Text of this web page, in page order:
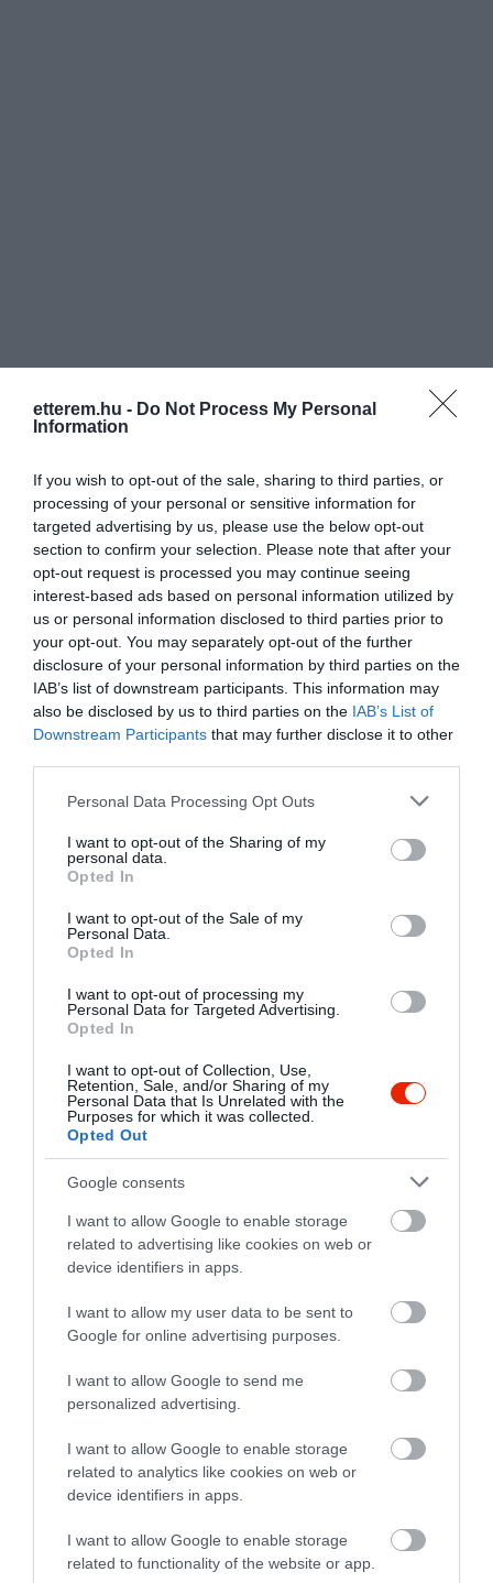
etterem.hu - Do Not Process My Personal
Information
If you wish to opt-out of the sale, sharing to third parties, or
processing of your personal or sensitive information for
targeted advertising by us, please use the below opt-out
section to confirm your selection. Please note that after your
opt-out request is processed you may continue seeing
interest-based ads based on personal information utilized by
us or personal information disclosed to third parties prior to
your opt-out. You may separately opt-out of the further
disclosure of your personal information by third parties on the
IAB’s list of downstream participants. This information may
also be disclosed by us to third parties on the IAB’s List of
Downstream Participants that may further disclose it to other
Please note that this website/app uses one or more Google
not limited to your visit or usage behaviour. You may click to
grant or deny consent to Google and its third-party tags to
use your data for below specified purposes in below Google
consent section.
Personal Data Processing Opt Outs
I want to opt-out of the Sharing of my
personal data.
Opted In
I want to opt-out of the Sale of my
Personal Data.
Opted In
I want to opt-out of processing my
Personal Data for Targeted Advertising.
Opted In
I want to opt-out of Collection, Use,
Retention, Sale, and/or Sharing of my
Personal Data that Is Unrelated with the
Purposes for which it was collected.
Opted Out
Google consents
I want to allow Google to enable storage
related to advertising like cookies on web or
device identifiers in apps.
I want to allow my user data to be sent to
Google for online advertising purposes.
I want to allow Google to send me
personalized advertising.
I want to allow Google to enable storage
related to analytics like cookies on web or
device identifiers in apps.
I want to allow Google to enable storage
related to functionality of the website or app.
elégedettségéből fakadó öröm, ezáltal
vagyunk képesek minden évben újabb
ízvilágok megalkotására.
megédesítjük a mindennapjait.
Értékelések Értékeld Te is
3.9
Összesen 12
5 6
4 3
3 1
2
1 2
2021. Május 15.
A fagyik tényleg nagyon
finomak, Sajnos a legutóbb
vásárolt gesztenyetorta nem
a gesztenye. :(
Jelentés
Luis Suarez
A fagyi biztos finom, de hogy
egy 850 ft-os epertorta szelet
Az oreo torta is felejthető, a
ehetetlen! Egyedül a
kókuszgolyó volt finom, de ez
ne számítson dicséretnek!
Jelentés
Tóth Szilvia
2016. Január 17.
Tegnap vásároltunk három féle
mindegyik a kukában végezte.
az egyiknek fura íze volt,a
másik kemény volt és túrós
pedig keserű. nagy csalódás
volt számomra,mert igencsak